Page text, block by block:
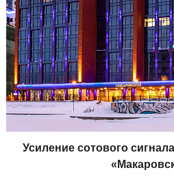
Усиление сотового